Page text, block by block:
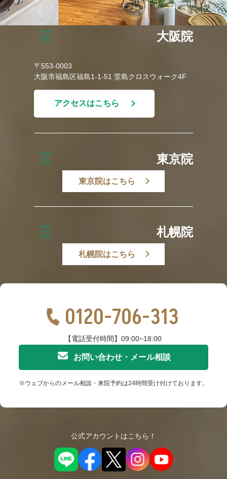
大阪院
〒553-0003
大阪市福島区福島1-1-51 堂島クロスウォーク4F
アクセスはこちら
東京院
東京院はこちら
札幌院
札幌院はこちら
0120-706-313
【電話受付時間】09:00~18:00
お問い合わせ・メール相談
※ウェブからのメール相談・来院予約は24時間受け付けております。
公式アカウントはこちら！